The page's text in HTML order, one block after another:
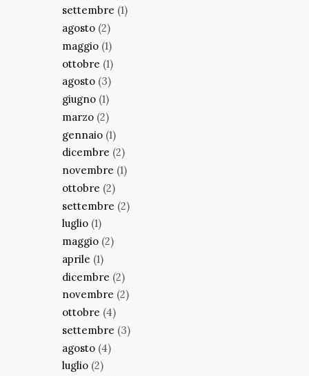
settembre (1)
agosto (2)
maggio (1)
ottobre (1)
agosto (3)
giugno (1)
marzo (2)
gennaio (1)
dicembre (2)
novembre (1)
ottobre (2)
settembre (2)
luglio (1)
maggio (2)
aprile (1)
dicembre (2)
novembre (2)
ottobre (4)
settembre (3)
agosto (4)
luglio (2)